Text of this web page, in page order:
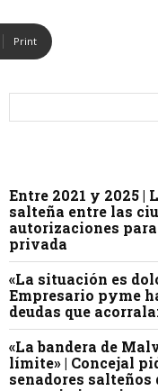
Print
Entre 2021 y 2025 |
salteña entre las
autorizaciones
privada
«La situación es
Empresario pyme
deudas que
«La bandera de
límite» | Concejal
senadores salteños